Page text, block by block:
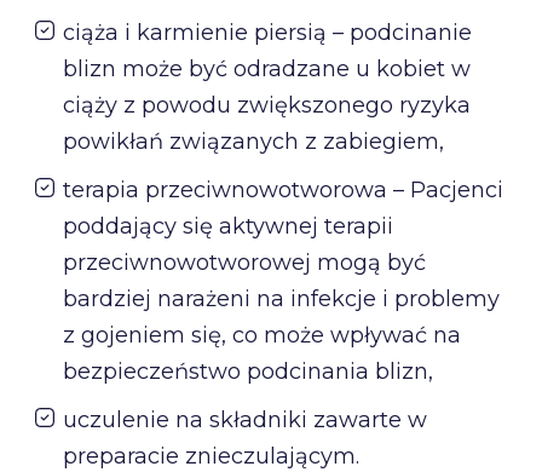
ciąża i karmienie piersią – podcinanie
blizn może być odradzane u kobiet w
ciąży z powodu zwiększonego ryzyka
powikłań związanych z zabiegiem,
terapia przeciwnowotworowa – Pacjenci
poddający się aktywnej terapii
przeciwnowotworowej mogą być
bardziej narażeni na infekcje i problemy
z gojeniem się, co może wpływać na
bezpieczeństwo podcinania blizn,
uczulenie na składniki zawarte w
preparacie znieczulającym.